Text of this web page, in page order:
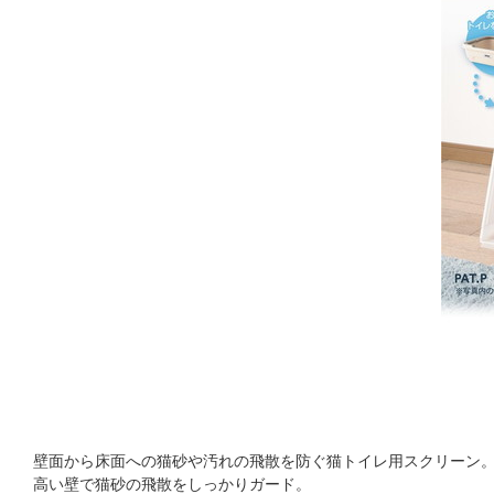
壁面から床面への猫砂や汚れの飛散を防ぐ猫トイレ用スクリーン
高い壁で猫砂の飛散をしっかりガード。